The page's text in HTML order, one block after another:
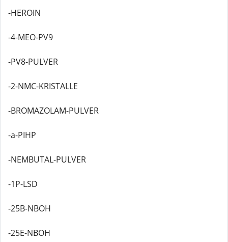
-HEROIN
-4-MEO-PV9
-PV8-PULVER
-2-NMC-KRISTALLE
-BROMAZOLAM-PULVER
-a-PIHP
-NEMBUTAL-PULVER
-1P-LSD
-25B-NBOH
-25E-NBOH